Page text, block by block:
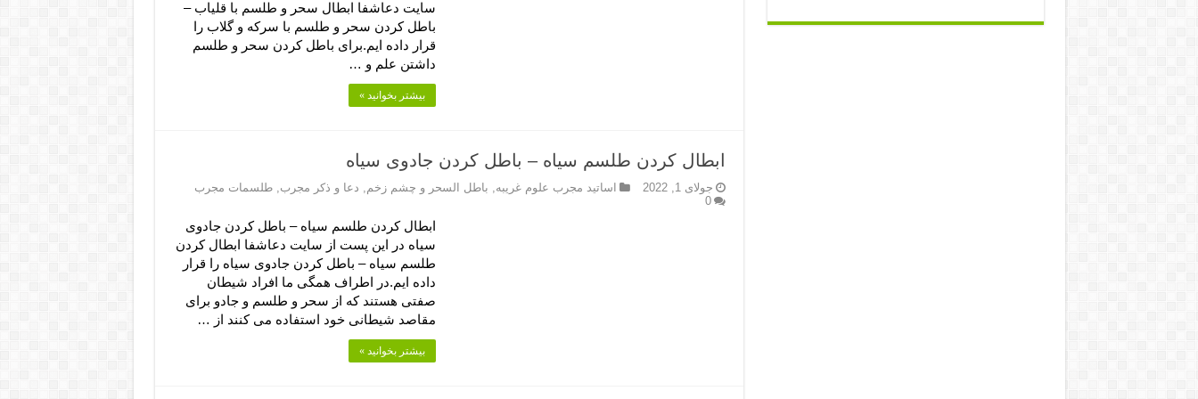
سایت دعاشفا ابطال سحر و طلسم با قلیاب –
باطل کردن سحر و طلسم با سرکه و گلاب را
قرار داده ایم.برای باطل کردن سحر و طلسم
داشتن علم و …
بیشتر بخوانید »
ابطال کردن طلسم سیاه – باطل کردن جادوی سیاه
جولای 1, 2022 اساتید مجرب علوم غریبه, باطل السحر و چشم زخم, دعا و ذکر مجرب,طلسمات مجرب
0
ابطال کردن طلسم سیاه – باطل کردن جادوی
سیاه در این پست از سایت دعاشفا ابطال کردن
طلسم سیاه – باطل کردن جادوی سیاه را قرار
داده ایم.در اطراف همگی ما افراد شیطان
صفتی هستند که از سحر و طلسم و جادو برای
مقاصد شیطانی خود استفاده می کنند از …
بیشتر بخوانید »